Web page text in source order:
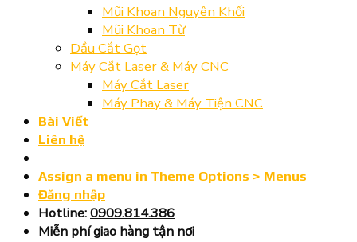
Mũi Khoan Nguyên Khối
Mũi Khoan Từ
Dầu Cắt Gọt
Máy Cắt Laser & Máy CNC
Máy Cắt Laser
Máy Phay & Máy Tiện CNC
Bài Viết
Liên hệ
Assign a menu in Theme Options > Menus
Đăng nhập
Hotline:0909.814.386
Miễn phí giao hàng tận nơi